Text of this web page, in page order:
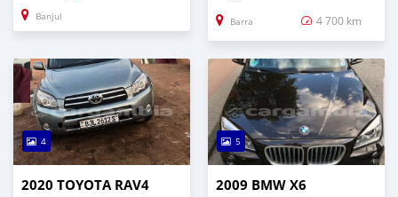
Banjul Barra 4 700 km
4
2020 TOYOTA RAV4
5
2009 BMW X6